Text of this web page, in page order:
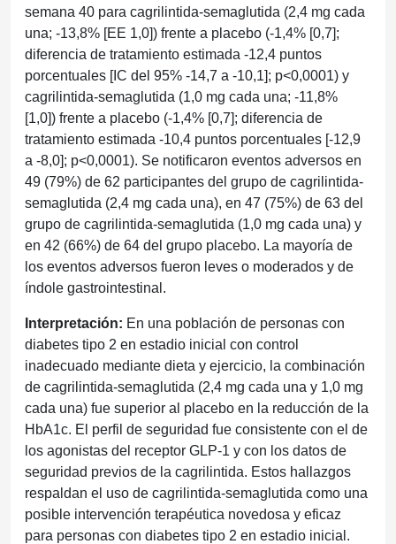
semana 40 para cagrilintida-semaglutida (2,4 mg cada
una; -13,8% [EE 1,0]) frente a placebo (-1,4% [0,7];
diferencia de tratamiento estimada -12,4 puntos
porcentuales [IC del 95% -14,7 a -10,1]; p<0,0001) y
cagrilintida-semaglutida (1,0 mg cada una; -11,8%
[1,0]) frente a placebo (-1,4% [0,7]; diferencia de
tratamiento estimada -10,4 puntos porcentuales [-12,9
a -8,0]; p<0,0001). Se notificaron eventos adversos en
49 (79%) de 62 participantes del grupo de cagrilintida-
semaglutida (2,4 mg cada una), en 47 (75%) de 63 del
grupo de cagrilintida-semaglutida (1,0 mg cada una) y
en 42 (66%) de 64 del grupo placebo. La mayoría de
los eventos adversos fueron leves o moderados y de
índole gastrointestinal.
Interpretación: En una población de personas con
diabetes tipo 2 en estadio inicial con control
inadecuado mediante dieta y ejercicio, la combinación
de cagrilintida-semaglutida (2,4 mg cada una y 1,0 mg
cada una) fue superior al placebo en la reducción de la
HbA1c. El perfil de seguridad fue consistente con el de
los agonistas del receptor GLP-1 y con los datos de
seguridad previos de la cagrilintida. Estos hallazgos
respaldan el uso de cagrilintida-semaglutida como una
posible intervención terapéutica novedosa y eficaz
para personas con diabetes tipo 2 en estadio inicial.